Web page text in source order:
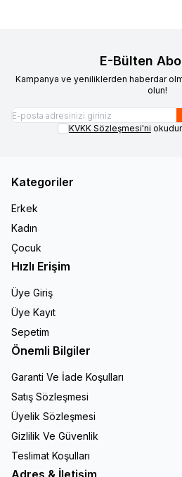
E-Bülten
Kampanya ve yeniliklerden haberdar
olun!
KVKK Sözleşmesi'ni
Kategoriler
Erkek
Kadın
Çocuk
Hızlı Erişim
Üye Giriş
Üye Kayıt
Sepetim
Önemli Bilgiler
Garanti Ve İade Koşulları
Satış Sözleşmesi
Üyelik Sözleşmesi
Gizlilik Ve Güvenlik
Teslimat Koşulları
Adres & İletişim